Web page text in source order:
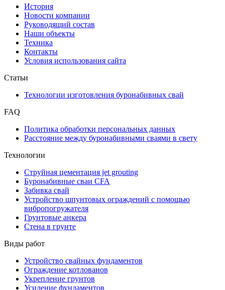
История
Новости компании
Руководящий состав
Наши объекты
Техника
Контакты
Условия использования сайта
Статьи
Технологии изготовления буронабивных свай
FAQ
Политика обработки персональных данных
Расстояние между буронабивными сваями в свету
Технологии
Струйная цементация jet grouting
Буронабивные сваи CFA
Забивка свай
Устройство шпунтовых ограждений с помощью
вибропогружателя
Грунтовые анкера
Стена в грунте
Виды работ
Устройство свайных фундаментов
Ограждение котлованов
Укрепление грунтов
Усиление фундаментов